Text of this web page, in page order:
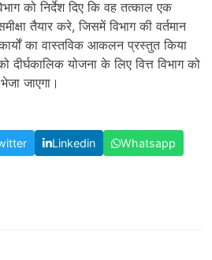
को निर्देश दिए कि वह तत्काल एक
तैयार करे, जिसमें विभाग की वर्तमान
का वास्तविक आकलन प्रस्तुत किया
दीर्घकालिक योजना के लिए वित्त विभाग को
जाएगा।
Linkedin
Whatsapp